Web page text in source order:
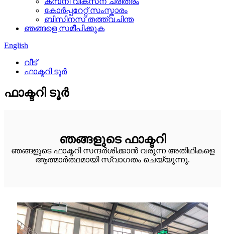
കോർപ്പറേറ്റ് സംസ്കാരം
ബിസിനസ് തത്ത്വചിന്ത
ഞങ്ങളെ സമീപിക്കുക
English
വീട്
ഫാക്ടറി ടൂർ
ഫാക്ടറി ടൂർ
ഞങ്ങളുടെ ഫാക്ടറി
ഞങ്ങളുടെ ഫാക്ടറി സന്ദർശിക്കാൻ വരുന്ന അതിഥികളെ
ആത്മാർത്ഥമായി സ്വാഗതം ചെയ്യുന്നു.